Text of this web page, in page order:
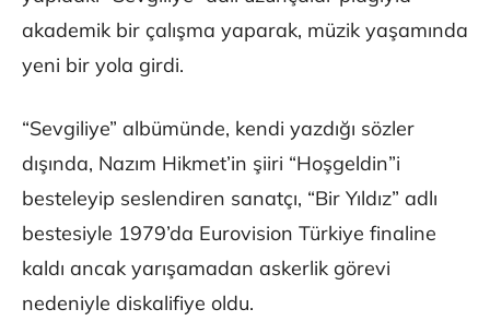
akademik bir çalışma yaparak, müzik yaşamında
yeni bir yola girdi.
“Sevgiliye” albümünde, kendi yazdığı sözler
dışında, Nazım Hikmet’in şiiri “Hoşgeldin”i
besteleyip seslendiren sanatçı, “Bir Yıldız” adlı
bestesiyle 1979’da Eurovision Türkiye finaline
kaldı ancak yarışamadan askerlik görevi
nedeniyle diskalifiye oldu.